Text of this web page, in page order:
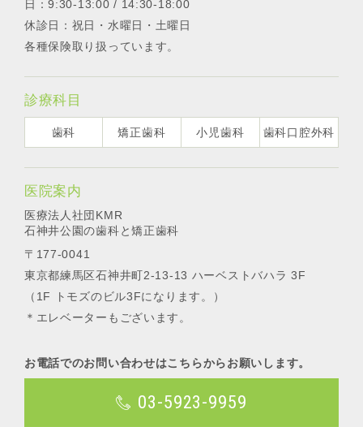
日：9:30-13:00 / 14:30-18:00
休診日：祝日・水曜日・土曜日
各種保険取り扱っています。
診療科目
歯科 矯正歯科 小児歯科 歯科口腔外科
医院案内
医療法人社団KMR
石神井公園の歯科と矯正歯科
〒177-0041
東京都練馬区石神井町2-13-13 ハーベストバハラ 3F
（1F トモズのビル3Fになります。）
＊エレベーターもございます。
お電話でのお問い合わせはこちらからお願いします。
03-5923-9959